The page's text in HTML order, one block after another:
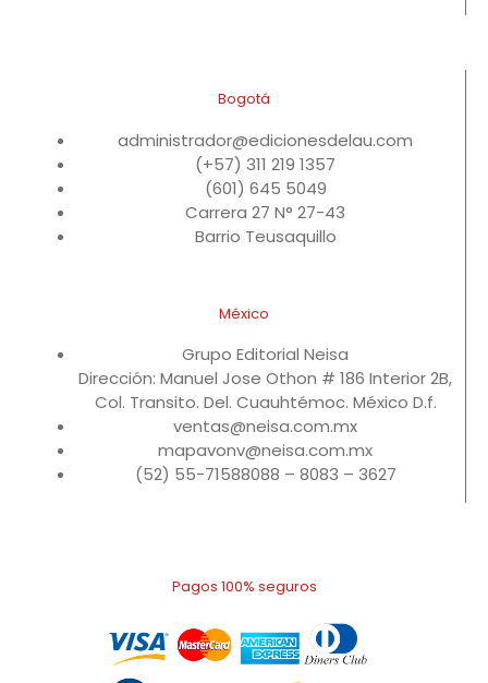
Bogotá
administrador@edicionesdelau.com
(+57) 311 219 1357
(601) 645 5049
Carrera 27 N° 27-43
Barrio Teusaquillo
México
Grupo Editorial Neisa
Dirección: Manuel Jose Othon # 186 Interior 2B,
Col. Transito. Del. Cuauhtémoc. México D.f.
ventas@neisa.com.mx
mapavonv@neisa.com.mx
(52) 55-71588088 – 8083 – 3627
Pagos 100% seguros